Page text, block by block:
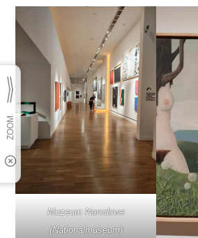
Muzeum Narodowe
(Nationalmuseum)